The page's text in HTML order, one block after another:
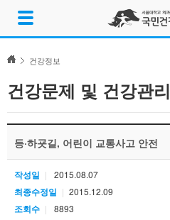
content
메
기
건강정보
건강문제 및 건강관리
등·하굣길, 어린이 교통사고 안전
작성일 2015.08.07
최종수정일 2015.12.09
조회수 8893